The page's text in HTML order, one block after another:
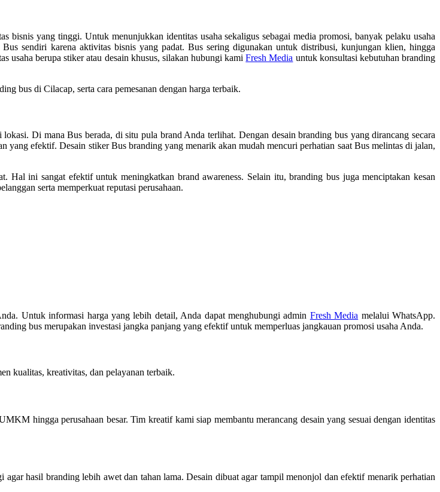
bisnis yang tinggi. Untuk menunjukkan identitas usaha sekaligus sebagai media promosi, banyak pelaku usaha
sendiri karena aktivitas bisnis yang padat. Bus sering digunakan untuk distribusi, kunjungan klien, hingga
usaha berupa stiker atau desain khusus, silakan hubungi kamiFresh Media untuk konsultasi kebutuhan branding
bus di Cilacap, serta cara pemesanan dengan harga terbaik.
Di mana Bus berada, di situ pula brand Anda terlihat. Dengan desain branding bus yang dirancang secara
yang efektif. Desain stiker Bus branding yang menarik akan mudah mencuri perhatian saat Bus melintas di jalan,
ini sangat efektif untuk meningkatkan brand awareness. Selain itu, branding bus juga menciptakan kesan
serta memperkuat reputasi perusahaan.
Untuk informasi harga yang lebih detail, Anda dapat menghubungi admin Fresh Media melalui WhatsApp.
bus merupakan investasi jangka panjang yang efektif untuk memperluas jangkauan promosi usaha Anda.
kualitas, kreativitas, dan pelayanan terbaik.
hingga perusahaan besar. Tim kreatif kami siap membantu merancang desain yang sesuai dengan identitas
hasil branding lebih awet dan tahan lama. Desain dibuat agar tampil menonjol dan efektif menarik perhatian